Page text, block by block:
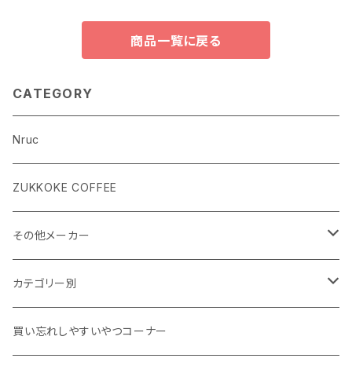
商品一覧に戻る
CATEGORY
Nruc
ZUKKOKE COFFEE
その他メーカー
ACLIMA
atelierBluebottle
カテゴリー別
Unisex ウェア
買い忘れしやすいやつコーナー